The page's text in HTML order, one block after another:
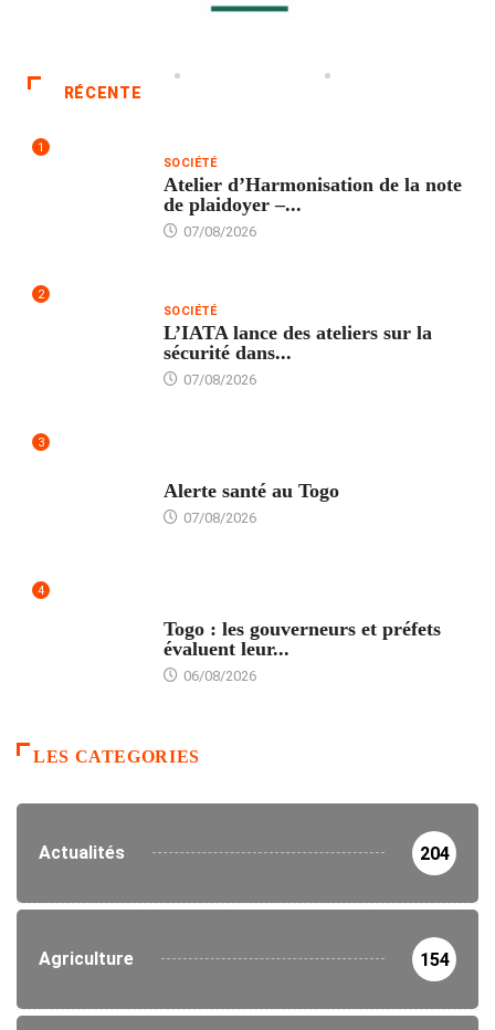
RÉCENTE
1
SOCIÉTÉ
Atelier d’Harmonisation de la note
de plaidoyer –...
07/08/2026
2
SOCIÉTÉ
L’IATA lance des ateliers sur la
sécurité dans...
07/08/2026
3
Alerte santé au Togo
07/08/2026
4
Togo : les gouverneurs et préfets
évaluent leur...
06/08/2026
LES CATEGORIES
Actualités 204
Agriculture 154